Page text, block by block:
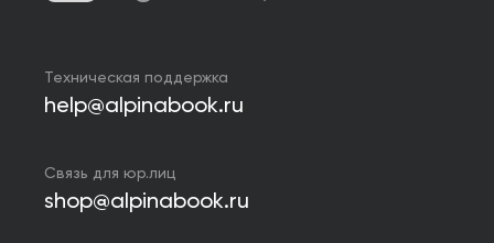
Техническая поддержка
help@alpinabook.ru
Связь для юр.лиц
shop@alpinabook.ru